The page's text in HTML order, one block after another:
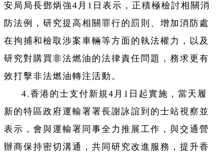
安局局長鄧炳強4月1日表示，正積極檢討相關消
防法例，研究提高相關罪行的罰則、增加消防處
在拘捕和檢取涉案車輛等方面的執法權力，以及
研究對購買非法燃油的法律責任問題，務求更有
效打擊非法燃油轉注活動。
4.香港的士支付新規4月1日起實施，當天履
新的特區政府運輸署署長謝詠誼到的士站視察並
表示，會與運輸署同事全力推展工作，與交通營
辦商保持密切溝通，共同研究改進服務，提升香